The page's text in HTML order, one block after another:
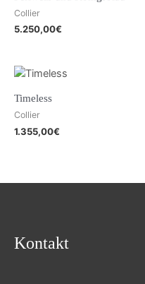
Collier
5.250,00€
Timeless
Collier
1.355,00€
Kontakt